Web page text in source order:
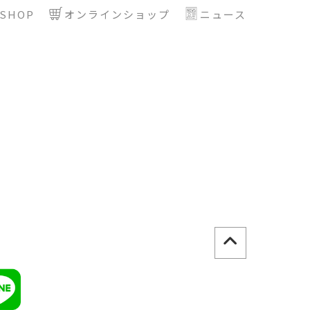
SHOP オンラインショップ ニュース